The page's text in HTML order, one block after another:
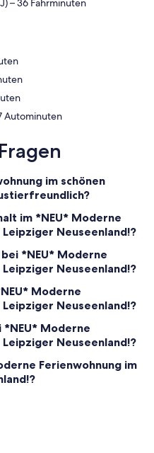
– 36 Fahrminuten
& Kees Natürlich Lecker - ‬7 Autominuten
im schönen
im *NEU* Moderne
Neuseenland!?
*NEU* Moderne
Neuseenland!?
Moderne
Neuseenland!?
Moderne
Neuseenland!?
Ferienwohnung im